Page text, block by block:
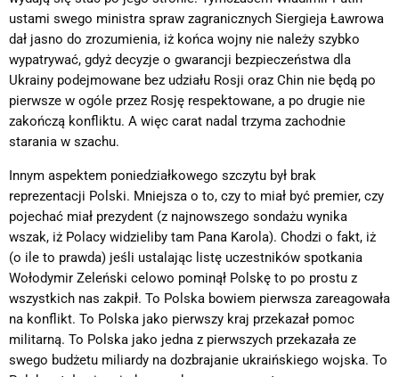
ustami swego ministra spraw zagranicznych Siergieja Ławrowa
dał jasno do zrozumienia, iż końca wojny nie należy szybko
wypatrywać, gdyż decyzje o gwarancji bezpieczeństwa dla
Ukrainy podejmowane bez udziału Rosji oraz Chin nie będą po
pierwsze w ogóle przez Rosję respektowane, a po drugie nie
zakończą konfliktu. A więc carat nadal trzyma zachodnie
starania w szachu.
Innym aspektem poniedziałkowego szczytu był brak
reprezentacji Polski. Mniejsza o to, czy to miał być premier, czy
pojechać miał prezydent (z najnowszego sondażu wynika
wszak, iż Polacy widzieliby tam Pana Karola). Chodzi o fakt, iż
(o ile to prawda) jeśli ustalając listę uczestników spotkania
Wołodymir Zeleński celowo pominął Polskę to po prostu z
wszystkich nas zakpił. To Polska bowiem pierwsza zareagowała
na konflikt. To Polska jako pierwszy kraj przekazał pomoc
militarną. To Polska jako jedna z pierwszych przekazała ze
swego budżetu miliardy na dozbrajanie ukraińskiego wojska. To